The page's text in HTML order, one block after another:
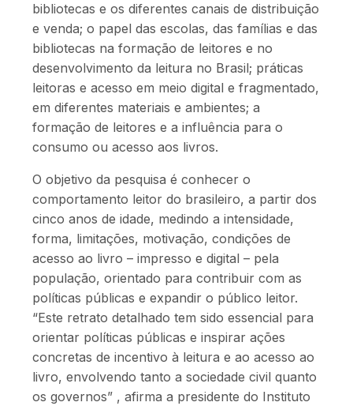
bibliotecas e os diferentes canais de distribuição
e venda; o papel das escolas, das famílias e das
bibliotecas na formação de leitores e no
desenvolvimento da leitura no Brasil; práticas
leitoras e acesso em meio digital e fragmentado,
em diferentes materiais e ambientes; a
formação de leitores e a influência para o
consumo ou acesso aos livros.
O objetivo da pesquisa é conhecer o
comportamento leitor do brasileiro, a partir dos
cinco anos de idade, medindo a intensidade,
forma, limitações, motivação, condições de
acesso ao livro – impresso e digital – pela
população, orientado para contribuir com as
políticas públicas e expandir o público leitor.
“Este retrato detalhado tem sido essencial para
orientar políticas públicas e inspirar ações
concretas de incentivo à leitura e ao acesso ao
livro, envolvendo tanto a sociedade civil quanto
os governos” , afirma a presidente do Instituto